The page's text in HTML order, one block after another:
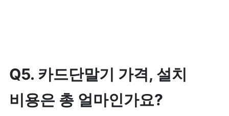
Q5. 카드단말기 가격, 설치
비용은 총 얼마인가요?